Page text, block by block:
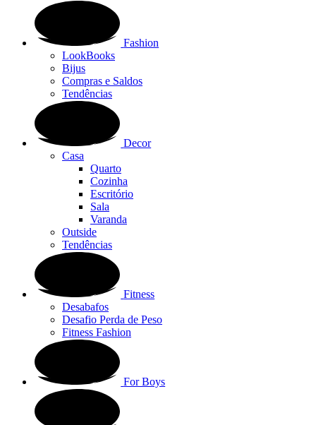
Fashion
LookBooks
Bijus
Compras e Saldos
Tendências
Decor
Casa
Quarto
Cozinha
Escritório
Sala
Varanda
Outside
Tendências
Fitness
Desabafos
Desafio Perda de Peso
Fitness Fashion
For Boys